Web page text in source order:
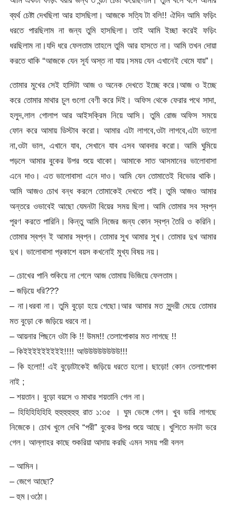
ব্যর্থ চেষ্টা দেখছিলা আর হাসছিলা। আজকে সত্যি টা বলি!! ঐদিন আমি ফড়িং
ধরতে পারছিলাম না জন্য তুমি হাসছিলা। তাই আমি ইচ্ছা করেই ফড়িং
ধরছিলাম না।যদি ধরে ফেলতাম তাহলে তুমি আর হাসতে না। আমি তখন দোয়া
করতে থাকি “আজকে যেন সূর্য অস্ত না যায়।সময় যেন এখানেই থেমে যায়”।
তোমার মুখের সেই হাসিটা আজ ও অনেক দেখতে ইচ্ছে করে।আজ ও ইচ্ছে
করে তোমার মাথার চুল গুলো বেণী করে দিই। অফিস থেকে ফেরার পথে সাদা,
হলুদ,লাল গোলাপ আর আইসক্রিম নিয়ে আসি। তুমি রোজ অফিস সময়ে
ফোন করে আমায় ডিস্টাব করো। আমার এটা লাগবে,ওটা লাগবে,এটা ভালো
না,ওটা ভাল, এখানে যাব, সেখানে যাব এসব আবদার করো। আমি ঘুমিয়ে
পড়লে আমার বুকের উপর শুয়ে থাকো। আমাকে সাত আসমানের ভালোবাসা
এনে দাও। এত ভালোবাসা এনে দাও। আমি যেন তোমাতেই বিভোর থাকি।
আমি আজও চোখ বন্ধ করলে তোমাকেই দেখতে পাই। তুমি আজও আমার
অন্তরে ওভাবেই আছো যেমনটা বিয়ের সময় ছিলা। আমি তোমার সব স্বপ্ন
পূরণ করতে পারিনি। কিন্তু আমি নিজের জন্য কোন স্বপ্ন তৈরি ও করিনি।
তোমার স্বপ্ন ই আমার স্বপ্ন। তোমার সুখ আমার সুখ। তোমার দুখ আমার
দুখ। ভালোবাসা প্রকাশে বয়স কখনোই মুখ্য বিষয় নয়।
– চোখের পানি শুকিয়ে না গেলে আজ তোমায় ভিজিয়ে ফেলতাম।
– জড়িয়ে ধরি???
– না।ধরবা না। তুমি বুড়ো হয়ে গেছো।আর আমার মত সুন্দরী মেয়ে তোমার
মত বুড়ো কে জড়িয়ে ধরবে না।
– আয়নার পিছনে ওটা কি !! উমম!! তেলাপোকার মত লাগছে !!
– কিইইইইইইইইই!!!! আউউউউউউউউ!!!
– কি হলো!! এই বুড়োটাকেই জড়িয়ে ধরতে হলো। ছাড়ো! কোন তেলাপোকা
নাই ;
– শয়তান। বুড়ো বয়সে ও মাথার শয়তানি গেল না।
– হিহিহিহিহিহি হুহুহুহুহুহু রাত ১:৩৫ । ঘুম ভেঙ্গে গেল। খুব ভারি লাগছে
নিজেকে। চোখ খুলে দেখি “পরী” বুকের উপর শুয়ে আছে। খুশিতে মনটা ভরে
গেল। আল্লাহর কাছে শুকরিয়া আদায় করছি এমন সময় পরী বলল
– আমিন।
– জেগে আছো?
– হুম।ওঠো।